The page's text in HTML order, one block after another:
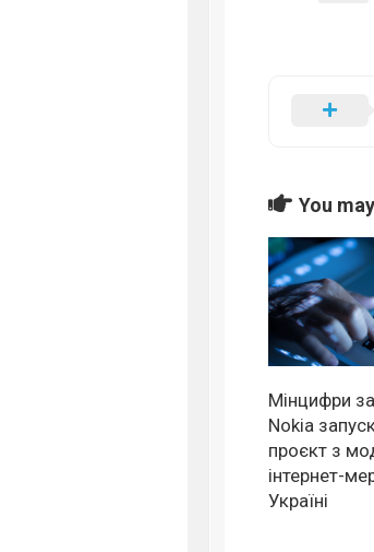
You
Мінцифри
Nokia
проєкт з
інтернет-
Україні